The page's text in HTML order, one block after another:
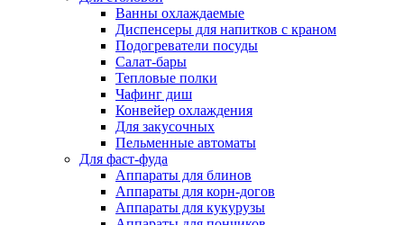
Ванны охлаждаемые
Диспенсеры для напитков с краном
Подогреватели посуды
Салат-бары
Тепловые полки
Чафинг диш
Конвейер охлаждения
Для закусочных
Пельменные автоматы
Для фаст-фуда
Аппараты для блинов
Аппараты для корн-догов
Аппараты для кукурузы